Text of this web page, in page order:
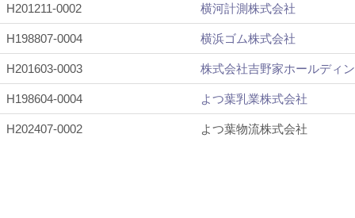
H201211-0002 横河計測株式会社
H198807-0004 横浜ゴム株式会社
H201603-0003 株式会社吉野家ホールディ
H198604-0004 よつ葉乳業株式会社
H202407-0002 よつ葉物流株式会社